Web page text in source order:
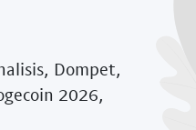
Dompet,
2026,